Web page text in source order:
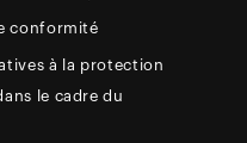
conformité
à la protection
le cadre du